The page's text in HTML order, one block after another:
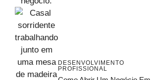
DESENVOLVIMENTO
PROFISSIONAL